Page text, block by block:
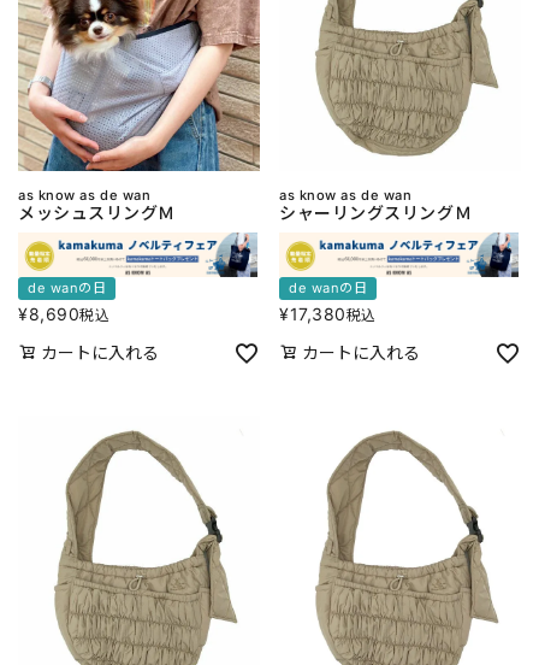
as know as de wan
メッシュスリングＭ
de wanの日
¥8,690税込
カートに入れる
as know as de wan
シャーリングスリングＭ
de wanの日
¥17,380税込
カートに入れる